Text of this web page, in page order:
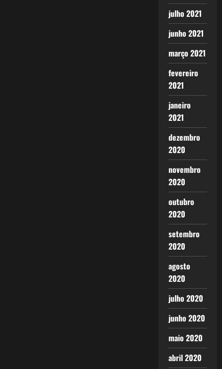
julho 2021
junho 2021
março 2021
fevereiro
2021
janeiro
2021
dezembro
2020
novembro
2020
outubro
2020
setembro
2020
agosto
2020
julho 2020
junho 2020
maio 2020
abril 2020